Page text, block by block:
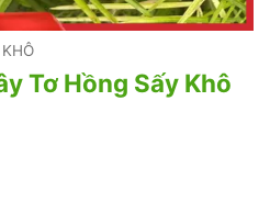
Tơ Hồng Sấy Khô